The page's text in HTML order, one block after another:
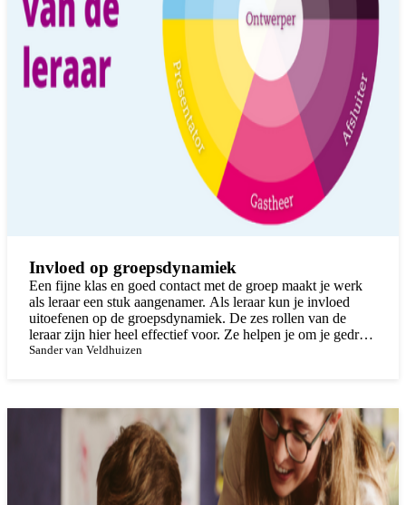
Invloed op groepsdynamiek
Een fijne klas en goed contact met de groep maakt je werk
als leraar een stuk aangenamer. Als leraar kun je invloed
uitoefenen op de groepsdynamiek. De zes rollen van de
leraar zijn hier heel effectief voor. Ze helpen je om je gedrag
consistent neer te zetten. Leerlingen weten wat ze kunnen
Sander van Veldhuizen